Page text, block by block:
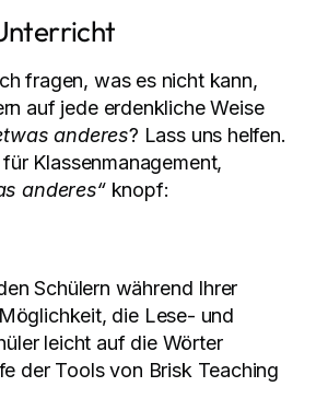
fragen, was es nicht kann,
auf jede erdenkliche Weise
anderes? Lass uns helfen.
Klassenmanagement,
anderes“knopf:
Schülern während Ihrer
die Lese- und
leicht auf die Wörter
der Tools von Brisk Teaching